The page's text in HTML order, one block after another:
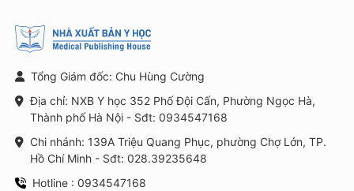
Tổng Giám đốc: Chu Hùng Cường
Địa chỉ: NXB Y học 352 Phố Đội Cấn, Phường Ngọc Hà,
Thành phố Hà Nội - Sđt: 0934547168
Chi nhánh: 139A Triệu Quang Phục, phường Chợ Lớn, TP.
Hồ Chí Minh - Sđt: 028.39235648
Hotline : 0934547168